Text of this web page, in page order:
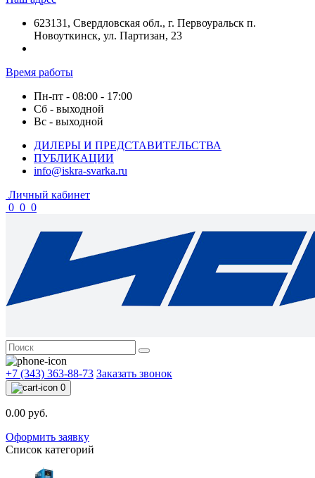
623131, Свердловская обл., г. Первоуральск п.
Новоуткинск, ул. Партизан, 23
Время работы
Пн-пт - 08:00 - 17:00
Сб - выходной
Вс - выходной
ДИЛЕРЫ И ПРЕДСТАВИТЕЛЬСТВА
ПУБЛИКАЦИИ
info@iskra-svarka.ru
Личный кабинет
0 0 0
+7 (343) 363-88-73 Заказать звонок
0
0.00 руб.
Оформить заявку
Список категорий